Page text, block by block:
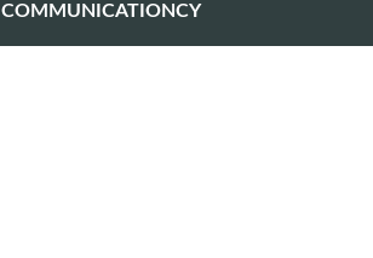
COMMUNICATIONCY